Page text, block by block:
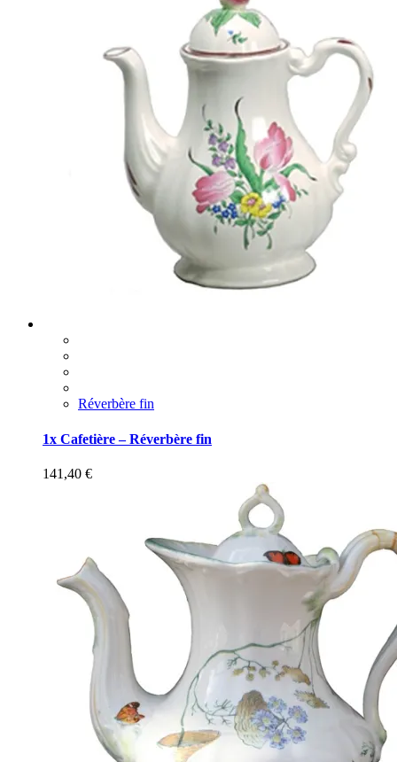
Réverbère fin
1x Cafetière – Réverbère fin
141,40 €